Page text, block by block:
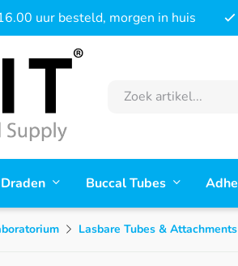
uur besteld, morgen in huis
Buccal Tubes
Lasbare Tubes & Attachments